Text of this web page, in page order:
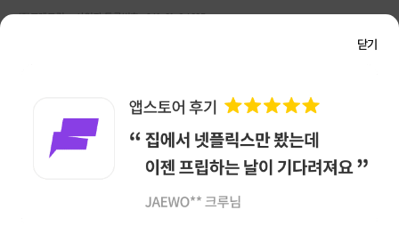
닫기
㈜프렌트립 | 사업자 등록번호 : 261-81-04385
대해 ㈜프렌트립은 일체의 책임을 지지 않습니다.
NICEPAY 안전거래 서비스 : 고객님의 안전거래를 위해 현금 결제 시, 저희 사이트에서 가입한
구매안전 서비스를 이용할 수 있습니다.가입 확인
이용약관
앱 다운로드